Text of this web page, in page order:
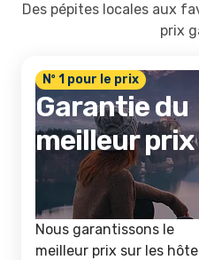
Des pépites locales aux
prix
Nº 1 pour le prix
Garantie du
meilleur prix
Nous garantissons le
meilleur prix sur les